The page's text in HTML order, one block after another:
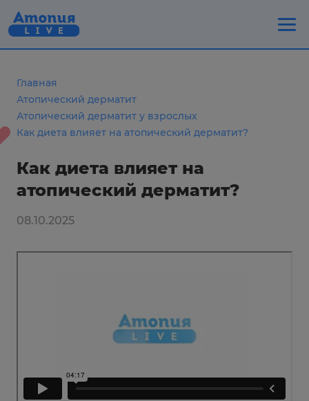
Главная
Атопический дерматит
Атопический дерматит у взрослых
Как диета влияет на атопический дерматит?
Как диета влияет на
атопический дерматит?
08.10.2025